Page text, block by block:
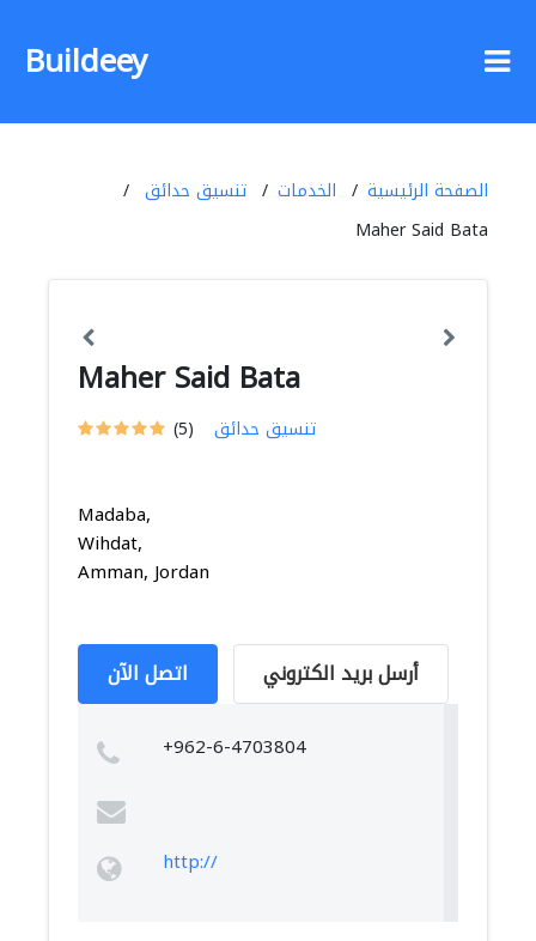
Buildeey
الصفحة الرئيسية الخدمات
تنسيق حدائق
Maher Said Bata
Maher Said Bata
(5) تنسيق حدائق
Madaba,
Wihdat,
Amman, Jordan
اتصل الآن أرسل بريد الكتروني
+962-6-4703804
http://